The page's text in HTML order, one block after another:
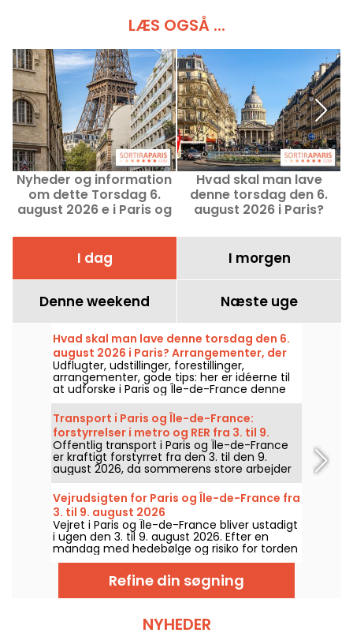
LÆS OGSÅ ...
Nyheder og information
om dette Torsdag 6.
august 2026 e i Paris og
Hvad skal man lave
denne torsdag den 6.
august 2026 i Paris?
må gå glip af
I dag I morgen
Denne weekend Næste uge
Hvad skal man lave denne torsdag den 6.
august 2026 i Paris? Arrangementer, der
ikke må gå glip af
Udflugter, udstillinger, forestillinger,
arrangementer, gode tips: her er idéerne til
at udforske i Paris og Île-de-France denne
torsdag den 6. august 2026.
Transport i Paris og Île-de-France:
forstyrrelser i metro og RER fra 3. til 9.
august 2026
Offentlig transport i Paris og Île-de-France
er kraftigt forstyrret fra den 3. til den 9.
august 2026, da sommerens store arbejder
rammer særligt hårdt nogle linjer, ifølge
RATP og SNCF.
Vejrudsigten for Paris og Île-de-France fra
3. til 9. august 2026
Vejret i Paris og Île-de-France bliver ustadigt
i ugen den 3. til 9. august 2026. Efter en
mandag med hedebølge og risiko for torden
vil temperaturerne falde gradvist, før et
varmere og solrigt vejr vender tilbage til
weekenden.Refine din søgning
NYHEDER